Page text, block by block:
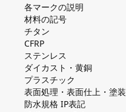
各マークの説明
材料の記号
チタン
CFRP
ステンレス
ダイカスト・⻩銅
プラスチック
表面処理・表面仕上・塗装
防⽔規格 IP表記